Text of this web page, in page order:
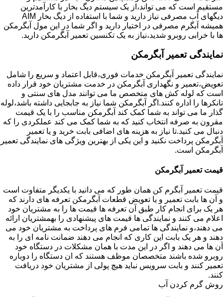
مستقیم است که می تواند،از یک سیستم دیگ بخار با کارآمدترین
دیگهای آب مصرفی نیاز دارید و شما با استفاده از دیگ بخار AIM
همیشه آبگرم مصرفی در اختیار دارید و اگر شما در این مول آبگرمکن
ها با خرابی روبرو شدید،نیاز به یک تکنسین تعمیر آبگرمکن دارید.
نمایندگی تعمیر آبگرمکن
نمایندگی تعمیر آبگرمکن خدمات فوری،قابل اعتماد و سریع را شامل
تعویض،تعمیر و نگهداری آبگرمکن در خدمت مشتریان خود قرار داده
است که لوله کش های متخصص ما می توانند مدل های سنتی و
تانکرها را اداره کنند.اگر آبگرمکن شما نیاز به جابجایی داشته باشد،لوله
گذار ما می تواند به شما کمک کند آبگرمکن مناسب را با یک قیمت
مقرون به صرفه انتخاب کنید که به شما کمک می کند عملکردی را که
دنبال می کنید.تا نیاز به هزینه های اضافی بابت خرید و یا تعمیر
آبگرمکن پرداخت نکنید و این یکی از بهترین ویژگی های نمایندگی تعمیر
آبگرمکن است.
قیمت تعمیر آبگرمکن
قیمت تعمیر آبگرم کن همان طور که می دانید با یکدیگر متفاوت است
و آن ها بابت تعمیر و یا تعویض قطعات آبگرمکن تعرفه های دارند که
هر یک برای انجام کار طبق آن تعرفه ها قیمت ها را به مشتریان خود
اعلام می کنند و نمایندگی ها قیمت های پیشنهادی را بهمشتریان ارائه
می دهند،و نمایندگی ها تمامی فرم های پرداخت به مشتریان خود می
دهند و هر یک بابت این کاری که انجام می دهند ضمانت نامه ای را به
آن ها می دهند و اگر در این مدت با همان مشکلات در دستگاه خود
روبرو شده باشند متخصصان موظف هستند که ان دستگاه را دوباره
تعمیر کنند و بابت سرویس نباید هیچ پولی از مشتریان خود دریافت
کنند.
روش گرم کردن آب